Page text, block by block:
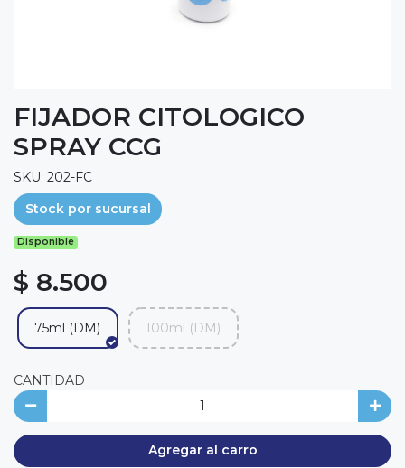
FIJADOR CITOLOGICO
SPRAY CCG
SKU: 202-FC
Stock por sucursal
Disponible
$ 8.500
75ml (DM) 100ml (DM)
CANTIDAD
Agregar al carro